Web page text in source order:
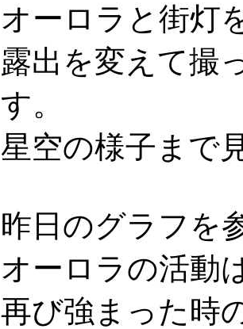
オーロラと街灯
露出を変えて撮
す。
星空の様子まで
昨日のグラフを
オーロラの活動
再び強まった時